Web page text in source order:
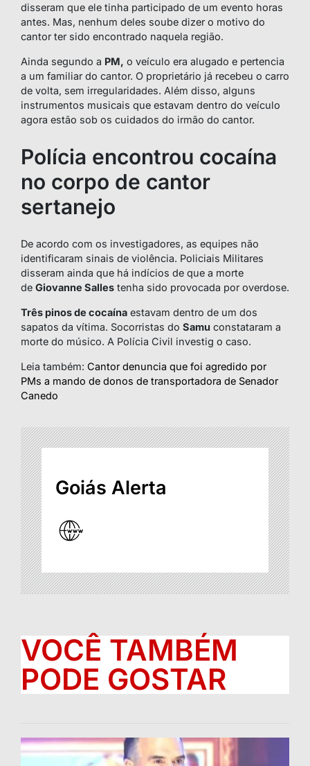
disseram que ele tinha participado de um evento horas
antes. Mas, nenhum deles soube dizer o motivo do
cantor ter sido encontrado naquela região.
Ainda segundo a PM, o veículo era alugado e pertencia
a um familiar do cantor. O proprietário já recebeu o carro
de volta, sem irregularidades. Além disso, alguns
instrumentos musicais que estavam dentro do veículo
agora estão sob os cuidados do irmão do cantor.
Polícia encontrou cocaína
no corpo de cantor
sertanejo
De acordo com os investigadores, as equipes não
identificaram sinais de violência. Policiais Militares
disseram ainda que há indícios de que a morte
de Giovanne Salles tenha sido provocada por overdose.
Três pinos de cocaína estavam dentro de um dos
sapatos da vítima. Socorristas do Samu constataram a
morte do músico. A Polícia Civil investig o caso.
Leia também: Cantor denuncia que foi agredido por
PMs a mando de donos de transportadora de Senador
Canedo
Goiás Alerta
VOCÊ TAMBÉM
PODE GOSTAR